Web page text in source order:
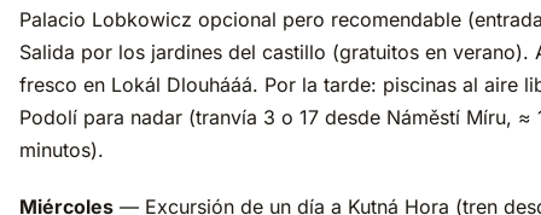
Palacio Lobkowicz opcional pero recomendable
Salida por los jardines del castillo (gratuitos en verano).
fresco en Lokál Dlouhááá. Por la tarde: piscinas al aire
Podolí para nadar (tranvía 3 o 17 desde Náměstí Míru, ≈
minutos).
Miércoles — Excursión de un día a Kutná Hora (tren